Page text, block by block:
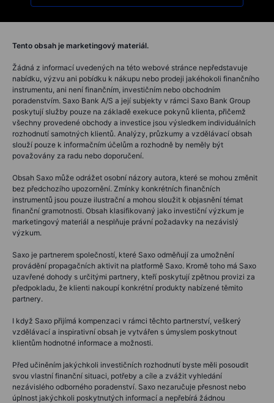
Tento obsah je marketingový materiál.
Žádná z informací uvedených na této webové stránce nepředstavuje
nabídku, výzvu ani pobídku k nákupu nebo prodeji jakéhokoli finančního
instrumentu, ani není finančním, investičním nebo obchodním
poradenstvím. Saxo Bank A/S a její subjekty v rámci Saxo Bank Group
poskytují služby pouze na základě exekuce pokynů klienta, přičemž
všechny provedené obchody a investice jsou výsledkem individuálních
rozhodnutí samotných klientů. Analýzy, průzkumy a vzdělávací obsah
slouží pouze k informačním účelům a rozhodně by neměly být
považovány za radu nebo doporučení.
Obsah Saxo může odrážet osobní názory autora, které se mohou změnit
bez předchozího upozornění. Zmínky konkrétních finančních
instrumentů jsou pouze ilustrační a mohou sloužit k objasnění témat
finanční gramotnosti. Obsah klasifikovaný jako investiční výzkum je
marketingový materiál a nesplňuje právní požadavky na nezávislý
výzkum.
Saxo je partnerem společností, které Saxo odměňují za umožnění
provádění propagačních aktivit na platformě Saxo. Kromě toho má Saxo
uzavřené dohody s určitými partnery, kteří poskytují zpětnou provizi za
předpokladu, že klienti nakoupí konkrétní produkty nabízené těmito
partnery.
I když Saxo přijímá kompenzaci v rámci těchto partnerství, veškerý
vzdělávací a inspirativní obsah je vytvářen s úmyslem poskytnout
klientům hodnotné informace a možnosti.
Před učiněním jakýchkoli investičních rozhodnutí byste měli posoudit
svou vlastní finanční situaci, potřeby a cíle a zvážit vyhledání
nezávislého odborného poradenství. Saxo nezaručuje přesnost nebo
úplnost jakýchkoli poskytnutých informací a nepřebírá žádnou